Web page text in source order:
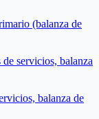
(balanza de
servicios, balanza
balanza de